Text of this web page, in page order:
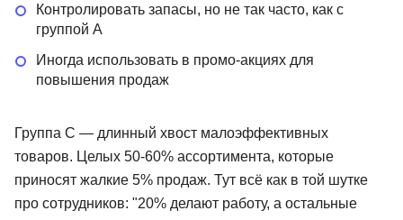
Контролировать запасы, но не так часто, как с
группой А
Иногда использовать в промо-акциях для
повышения продаж
Группа C — длинный хвост малоэффективных
товаров. Целых 50-60% ассортимента, которые
приносят жалкие 5% продаж. Тут всё как в той шутке
про сотрудников: "20% делают работу, а остальные